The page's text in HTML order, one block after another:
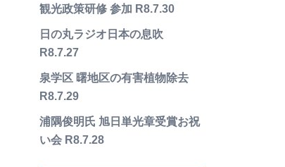
観光政策研修 参加 R8.7.30
日の丸ラジオ日本の息吹
R8.7.27
泉学区 曙地区の有害植物除去
R8.7.29
浦隅俊明氏 旭日単光章受賞お祝
い会 R8.7.28